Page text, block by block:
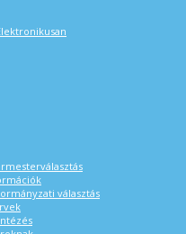
választás